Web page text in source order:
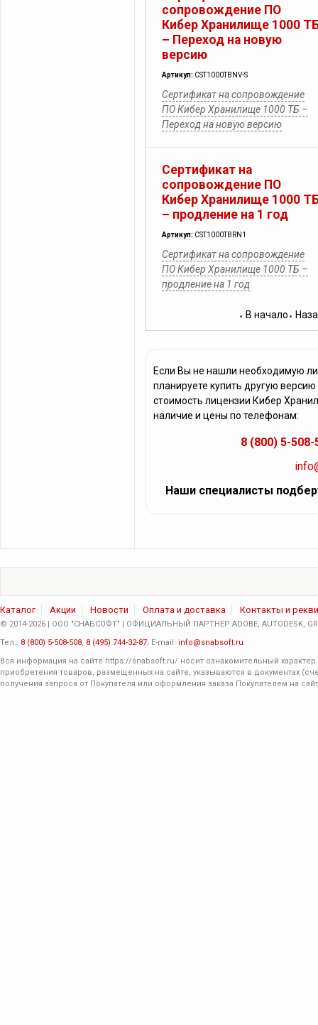
сопровождение ПО
Кибер Хранилище 1000
– Переход на новую
версию
Артикул: CST1000TBNV-S
Сертификат на сопровождение
ПО Кибер Хранилище 1000 ТБ –
Переход на новую версию
Сертификат на
сопровождение ПО
Кибер Хранилище 1000
– продление на 1 год
Артикул: CST1000TBRN1
Сертификат на сопровождение
ПО Кибер Хранилище 1000 ТБ –
продление на 1 год
В начало
Если Вы не нашли необходимую
планируете купить другую
стоимость лицензии Кибер
наличие и цены по телефонам:
8 (800) 5-508-
Наши специалисты
Каталог Акции Новости Оплата и доставка Контакты и
© 2014-2026 | ООО "СНАБСОФТ" | ОФИЦИАЛЬНЫЙ ПАРТНЕР ADOBE, AUTODESK,
Тел.: 8 (800) 5-508-508, 8 (495) 744-32-87; E-mail: info@snabsoft.ru
Вся информация на сайте https://snabsoft.ru/ носит ознакомительный
приобретения товаров, размещенных на сайте, указываются в документах
получения запроса от Покупателя или оформления заказа Покупателем на